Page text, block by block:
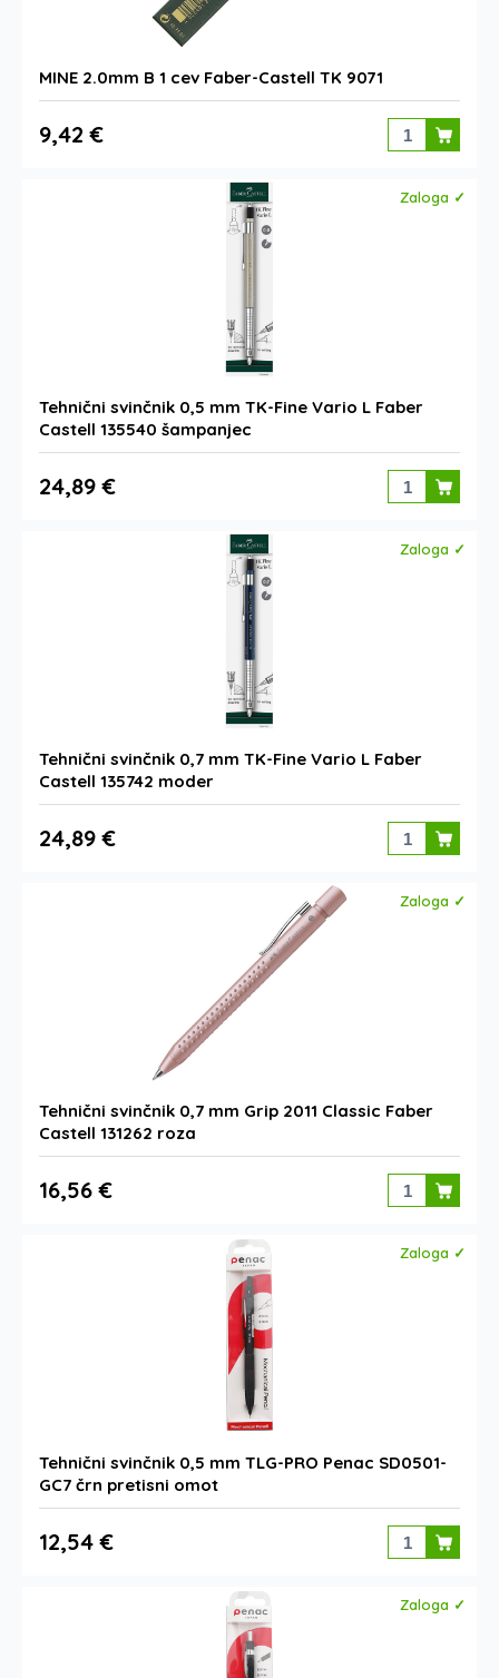
MINE 2.0mm B 1 cev Faber-Castell TK 9071
9,42 €
Zaloga ✓
Tehnični svinčnik 0,5 mm TK-Fine Vario L Faber
Castell 135540 šampanjec
24,89 €
Zaloga ✓
Tehnični svinčnik 0,7 mm TK-Fine Vario L Faber
Castell 135742 moder
24,89 €
Zaloga ✓
Tehnični svinčnik 0,7 mm Grip 2011 Classic Faber
Castell 131262 roza
16,56 €
Zaloga ✓
Tehnični svinčnik 0,5 mm TLG-PRO Penac SD0501-
GC7 črn pretisni omot
12,54 €
Zaloga ✓